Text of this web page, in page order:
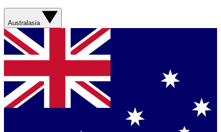
Australasia